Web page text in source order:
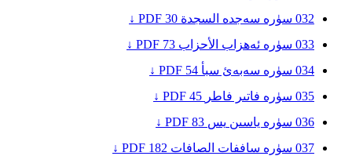
032 سۈرە سەجدە السجدة 30
PDF ↓
033 سۈرە ئەھزاب الأحزاب 73
PDF ↓
034 سۈرە سەبەئ سبأ 54
PDF ↓
035 سۈرە فاتىر فاطر 45
PDF ↓
036 سۈرە ياسىن يس 83
PDF ↓
037 سۈرە ساففات الصافات 182
PDF ↓